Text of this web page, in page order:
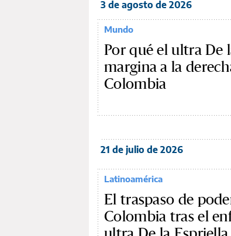
3 de agosto de 2026
Mundo
Por qué el ultra De
margina a la
Colombia
21 de julio de 2026
Latinoamérica
El traspaso de
Colombia tras el